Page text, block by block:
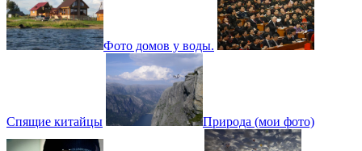
Фото домов у воды.
Спящие китайцы Природа (мои фото)